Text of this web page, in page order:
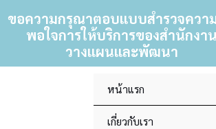
หน้าแรก
เกี่ยวกับเรา
ขอความกรุณาตอบแบบสำรวจควา
พอใจการให้บริการของสำนักงาน
วางแผนและพัฒนา